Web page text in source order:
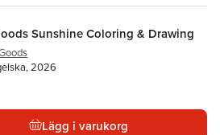
Sunshine Coloring & Drawing
2026
Lägg i varukorg